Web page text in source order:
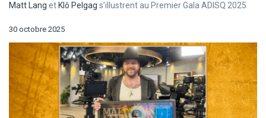
Matt Lang et Klô Pelgag s’illustrent au Premier Gala ADISQ 2025
30 octobre 2025